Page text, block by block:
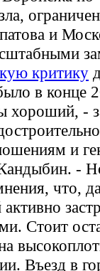
и
критику
в конце
хороший, -
и
-
что,
Стоит
Въезд в